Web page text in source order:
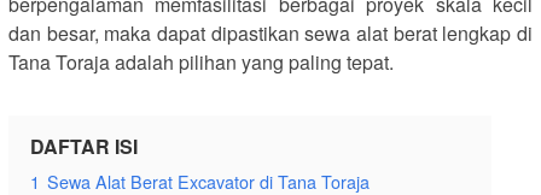
dan besar, maka dapat dipastikan sewa alat berat lengkap di
Tana Toraja adalah pilihan yang paling tepat.
DAFTAR ISI
1 Sewa Alat Berat Excavator di Tana Toraja